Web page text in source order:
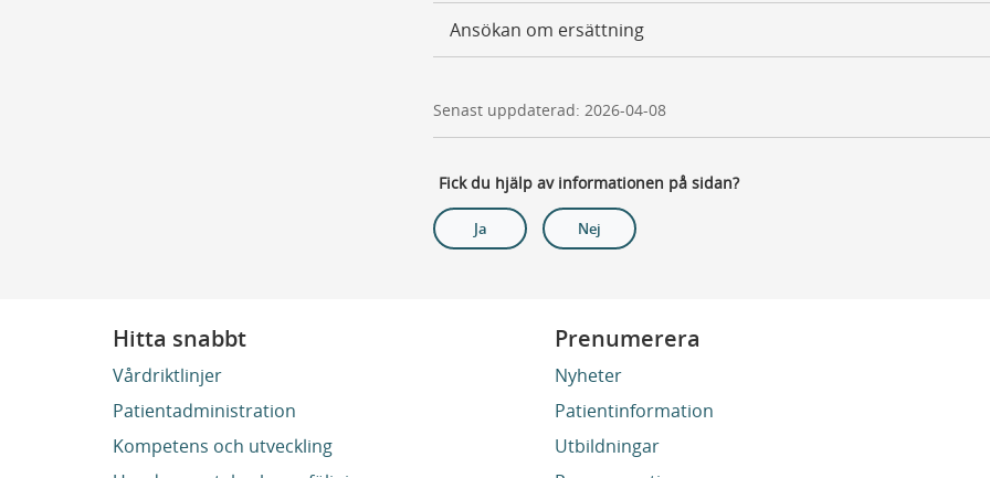
Ansökan om ersättning
Senast uppdaterad: 2026-04-08
Fick du hjälp av informationen på sidan?
Ja Nej
Hitta snabbt
Vårdriktlinjer
Patientadministration
Kompetens och utveckling
Prenumerera
Nyheter
Patientinformation
Utbildningar